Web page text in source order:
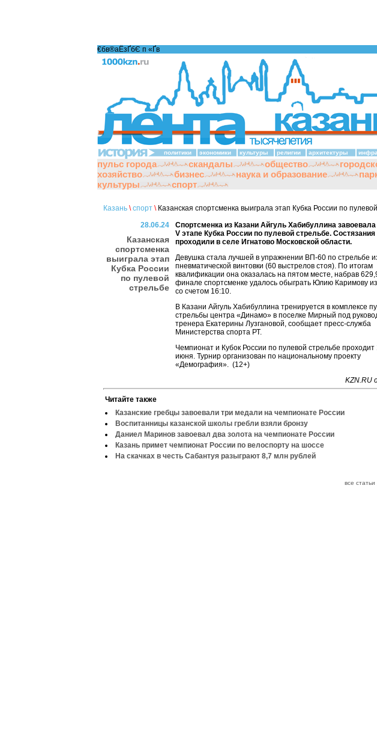
€бв®аЁзҐбЄ п «Ґ­в
политики экономики культуры религии архитектуры
пульс города скандалы общество
хозяйство
бизнес наука и образование
культуры
спорт
Казань \ спорт \Казанская спортсменка выиграла этап Кубка России по
28.06.24
Казанская
спортсменка
выиграла этап
Кубка России
по пулевой
стрельбе
Спортсменка из Казани Айгуль Хабибуллина завоевала
V этапе Кубка России по пулевой стрельбе. Состязания
проходили в селе Игнатово Московской области.
Девушка стала лучшей в упражнении ВП-60 по стрельбе
пневматической винтовки (60 выстрелов стоя). По итогам
квалификации она оказалась на пятом месте, набрав
финале спортсменке удалось обыграть Юлию Каримову
со счетом 16:10.
В Казани Айгуль Хабибуллина тренируется в комплексе
стрельбы центра «Динамо» в поселке Мирный под
тренера Екатерины Лузгановой, сообщает пресс-служба
Министерства спорта РТ.
Чемпионат и Кубок России по пулевой стрельбе проходит
июня. Турнир организован по национальному проекту
«Демография». (12+)
KZN.RU
Читайте также
Казанские гребцы завоевали три медали на чемпионате России
Воспитанницы казанской школы гребли взяли бронзу
Даниел Маринов завоевал два золота на чемпионате России
Казань примет чемпионат России по велоспорту на шоссе
На скачках в честь Сабантуя разыграют 8,7 млн рублей
все